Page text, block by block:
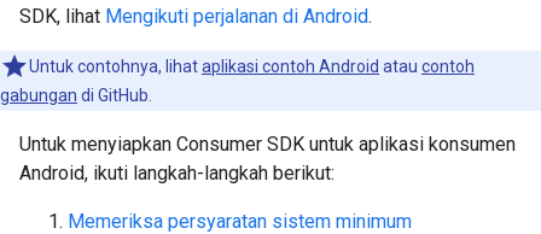
SDK, lihat Mengikuti perjalanan di Android.
Untuk contohnya, lihataplikasi contoh Android atau contoh
gabungan di GitHub.
Untuk menyiapkan Consumer SDK untuk aplikasi konsumen
Android, ikuti langkah-langkah berikut:
Memeriksa persyaratan sistem minimum